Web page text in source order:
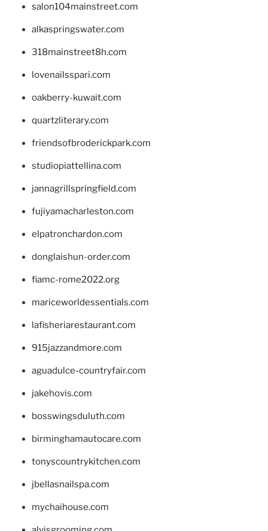
salon104mainstreet.com
alkaspringswater.com
318mainstreet8h.com
lovenailsspari.com
oakberry-kuwait.com
quartzliterary.com
friendsofbroderickpark.com
studiopiattellina.com
jannagrillspringfield.com
fujiyamacharleston.com
elpatronchardon.com
donglaishun-order.com
fiamc-rome2022.org
mariceworldessentials.com
lafisheriarestaurant.com
915jazzandmore.com
aguadulce-countryfair.com
jakehovis.com
bosswingsduluth.com
birminghamautocare.com
tonyscountrykitchen.com
jbellasnailspa.com
mychaihouse.com